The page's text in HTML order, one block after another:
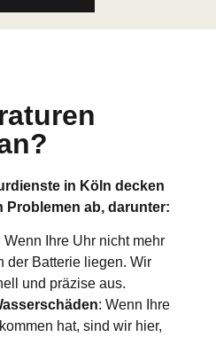
in Köln decken
Problemen ab, darunter:
Wenn Ihre Uhr nicht mehr
der Batterie liegen. Wir
und präzise aus.
: Wenn Ihre
hat, sind wir hier,